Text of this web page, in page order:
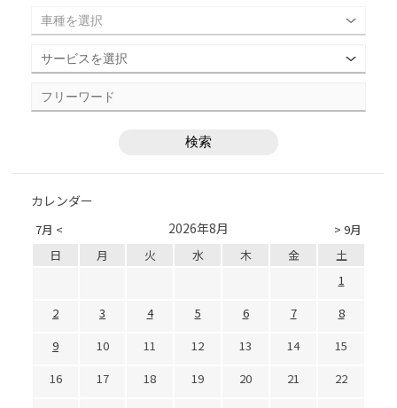
カレンダー
7月 < > 9月
2026年8月
日 月 火 水 木 金
土
1
2
3 4 5 6 7
8
9
10 11 12 13 14
15
16
17 18 19 20 21
22